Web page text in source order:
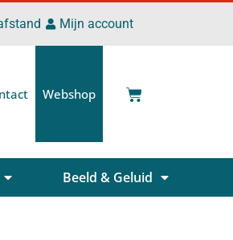
Mijn account
Webshop
Beeld & Geluid